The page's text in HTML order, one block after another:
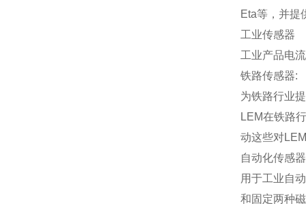
Eta等，并提
工业传感器
工业产品电
铁路传感器:
为铁路行业
LEM在铁路
动这些对
自动化传感
用于工业自
和固定两种